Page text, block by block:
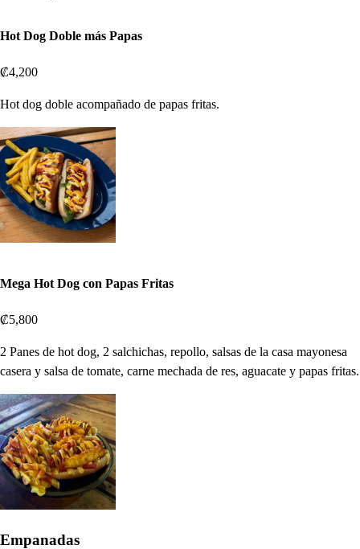
Hot Dog Doble más Papas
₡4,200
Hot dog doble acompañado de papas fritas.
Mega Hot Dog con Papas Fritas
₡5,800
2 Panes de hot dog, 2 salchichas, repollo, salsas de la casa mayonesa
casera y salsa de tomate, carne mechada de res, aguacate y papas fritas.
Empanadas